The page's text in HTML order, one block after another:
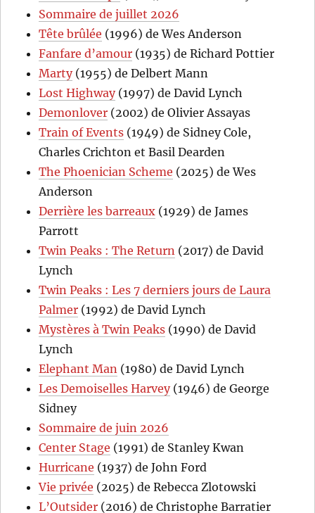
Sommaire de juillet 2026
Tête brûlée (1996) de Wes Anderson
Fanfare d’amour (1935) de Richard Pottier
Marty(1955) de Delbert Mann
Lost Highway(1997) de David Lynch
Demonlover (2002) de Olivier Assayas
Train of Events (1949) de Sidney Cole,
Charles Crichton et Basil Dearden
The Phoenician Scheme (2025) de Wes
Anderson
Derrière les barreaux (1929) de James
Parrott
Twin Peaks : The Return (2017) de David
Lynch
Twin Peaks : Les 7 derniers jours de Laura
Palmer (1992) de David Lynch
Mystères à Twin Peaks (1990) de David
Lynch
Elephant Man (1980) de David Lynch
Les Demoiselles Harvey(1946) de George
Sidney
Sommaire de juin 2026
Center Stage (1991) de Stanley Kwan
Hurricane (1937) de John Ford
Vie privée (2025) de Rebecca Zlotowski
L’Outsider (2016) de Christophe Barratier